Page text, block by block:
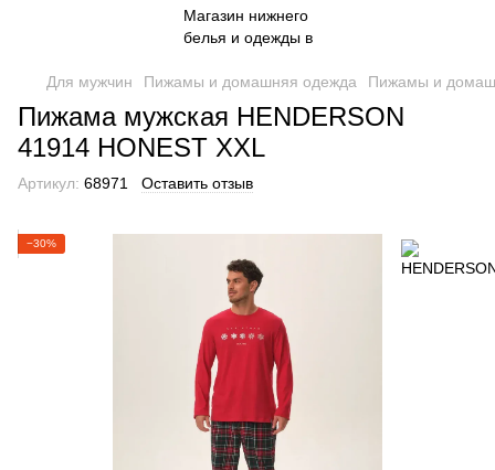
Для мужчин Пижамы и домашняя одежда Пижамы и
Пижама мужская HENDERSON
41914 HONEST XXL
Артикул: 68971 Оставить отзыв
−30%